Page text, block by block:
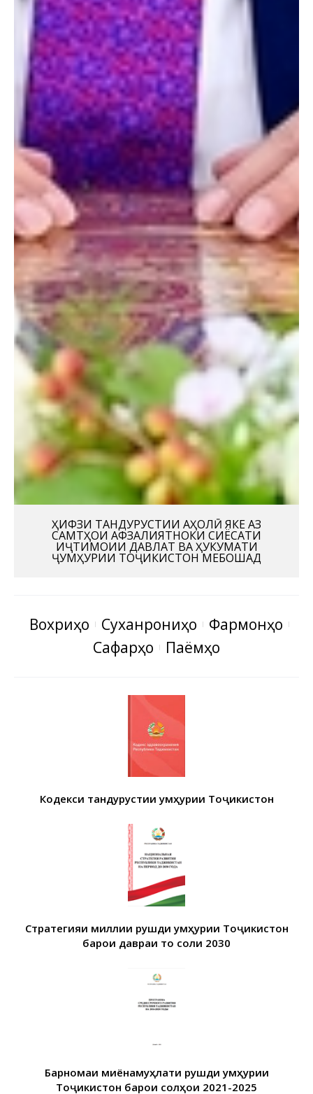
ҲИФЗИ ТАНДУРУСТИИ АҲОЛӢ ЯКЕ АЗ
САМТҲОИ АФЗАЛИЯТНОКИ СИЁСАТИ
ИҶТИМОИИ ДАВЛАТ ВА ҲУКУМАТИ
ҶУМҲУРИИ ТОҶИКИСТОН МЕБОШАД
Вохӯриҳо Суханрониҳо
Фармонҳо
Сафарҳо
Паёмҳо
Кодекси тандурустии Ҷумҳурии Тоҷикистон
Стратегияи миллии рушди Ҷумҳурии Тоҷикистон
барои давраи то соли 2030
Барномаи миёнамуҳлати рушди Ҷумҳурии
Тоҷикистон барои солҳои 2021-2025